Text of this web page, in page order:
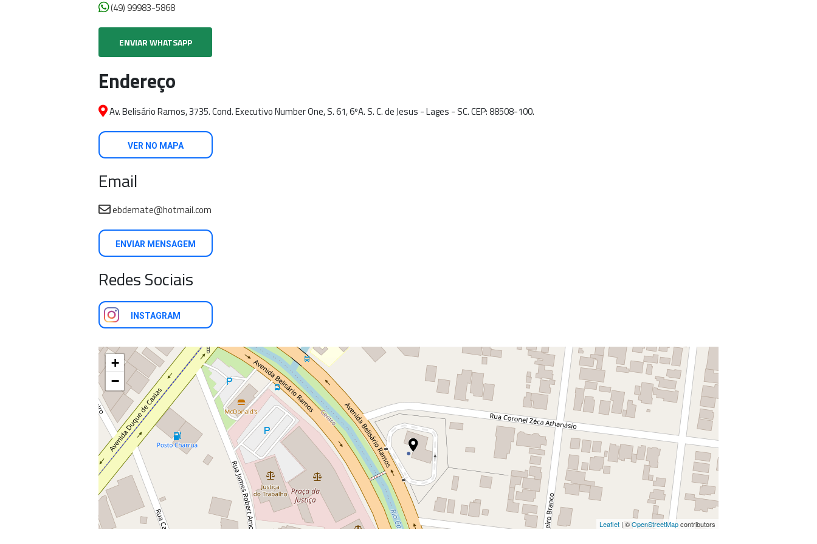
(49) 99983-5868
ENVIAR WHATSAPP
Endereço
Av. Belisário Ramos, 3735. Cond. Executivo Number One, S. 61, 6ºA. S. C. de Jesus - Lages - SC. CEP: 88508-100.
VER NO MAPA
Email
ebdemate@hotmail.com
ENVIAR MENSAGEM
Redes Sociais
INSTAGRAM
+
−
Leaflet | ©OpenStreetMapcontributors